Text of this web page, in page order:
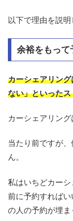
以下で理由を説明
余裕をもって
カーシェアリン
ない」といった
カーシェアリング
当たり前ですが
ん。
私はいちどカー
前に予約すれば
の人の予約が埋ま